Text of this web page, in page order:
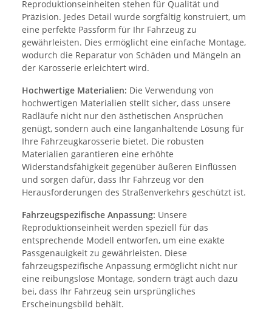
Reproduktionseinheiten stehen für Qualität und
Präzision. Jedes Detail wurde sorgfältig konstruiert, um
eine perfekte Passform für Ihr Fahrzeug zu
gewährleisten. Dies ermöglicht eine einfache Montage,
wodurch die Reparatur von Schäden und Mängeln an
der Karosserie erleichtert wird.
Hochwertige Materialien: Die Verwendung von
hochwertigen Materialien stellt sicher, dass unsere
Radläufe nicht nur den ästhetischen Ansprüchen
genügt, sondern auch eine langanhaltende Lösung für
Ihre Fahrzeugkarosserie bietet. Die robusten
Materialien garantieren eine erhöhte
Widerstandsfähigkeit gegenüber äußeren Einflüssen
und sorgen dafür, dass Ihr Fahrzeug vor den
Herausforderungen des Straßenverkehrs geschützt ist.
Fahrzeugspezifische Anpassung: Unsere
Reproduktionseinheit werden speziell für das
entsprechende Modell entworfen, um eine exakte
Passgenauigkeit zu gewährleisten. Diese
fahrzeugspezifische Anpassung ermöglicht nicht nur
eine reibungslose Montage, sondern trägt auch dazu
bei, dass Ihr Fahrzeug sein ursprüngliches
Erscheinungsbild behält.